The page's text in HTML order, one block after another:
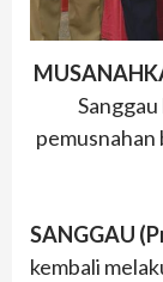
pemusnahan
SANGGAU
kembali